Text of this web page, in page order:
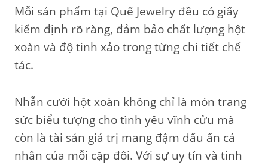
Mỗi sản phẩm tại Quế Jewelry đều có giấy
kiểm định rõ ràng, đảm bảo chất lượng hột
xoàn và độ tinh xảo trong từng chi tiết chế
tác.
Nhẫn cưới hột xoàn không chỉ là món trang
sức biểu tượng cho tình yêu vĩnh cửu mà
còn là tài sản giá trị mang đậm dấu ấn cá
nhân của mỗi cặp đôi. Với sự uy tín và tinh